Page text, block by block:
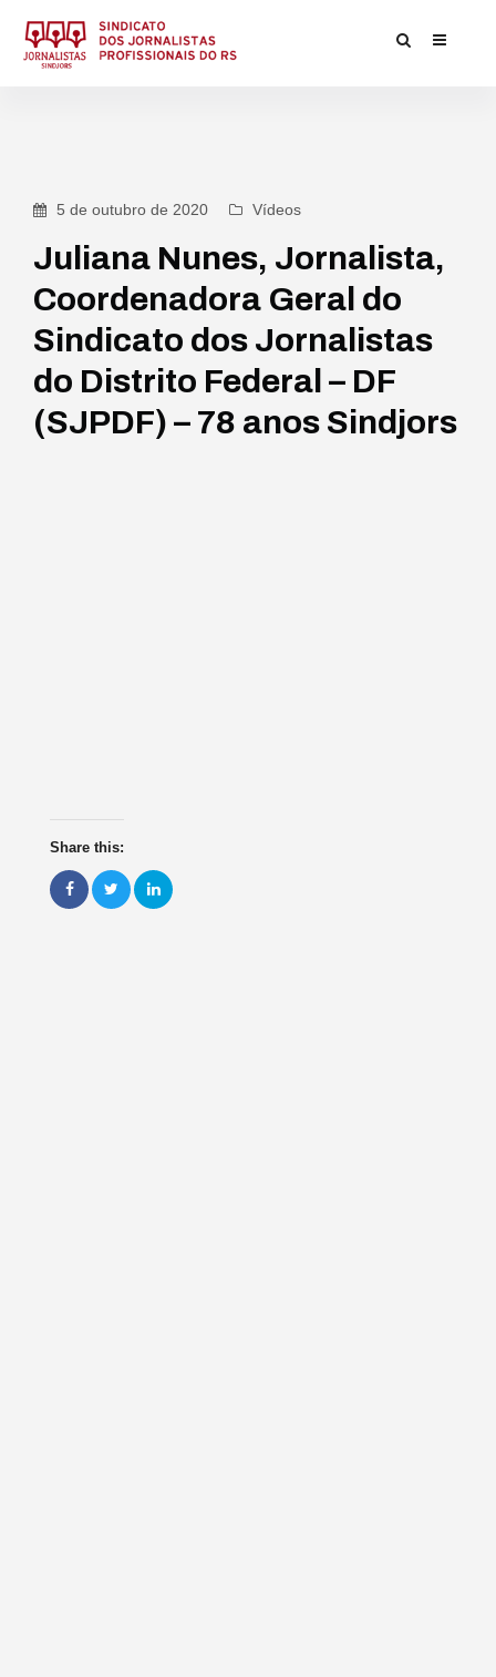
5 de outubro de 2020 Vídeos
Juliana Nunes, Jornalista,
Coordenadora Geral do
Sindicato dos Jornalistas
do Distrito Federal – DF
(SJPDF) – 78 anos Sindjors
Share this: